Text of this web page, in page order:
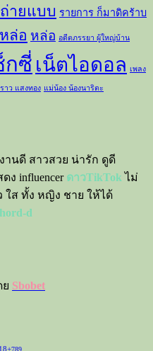
ายแบบ รายการ ก็มาดิคร้าบ
ล่อ หล่อ อดีตภรรยา ผู้ใหญ่บ้าน
กซี่ เน็ตไอดอล เพลง
าว แสงทอง แม่น้อง น้องนาริตะ
านดี สาวสวย น่ารัก ดูดี
ง influencer ดาวTikTok ไม่
ใส ทั้ง หญิง ชาย ให้ได้
d
Sbobet
18+789